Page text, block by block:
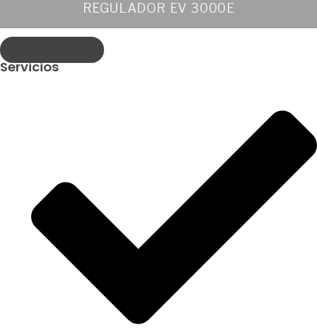
REGULADOR EV 3000E
Servicios